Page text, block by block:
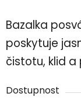
Bazalka
poskytuje
čistotu, klid a
Dostupnost